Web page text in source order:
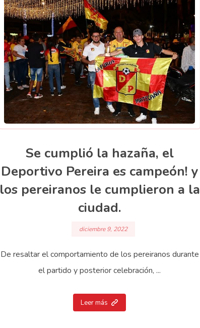
Se cumplió la hazaña, el
Deportivo Pereira es campeón! y
los pereiranos le cumplieron a la
ciudad.
diciembre 9, 2022
De resaltar el comportamiento de los pereiranos durante
el partido y posterior celebración, ...
Leer más